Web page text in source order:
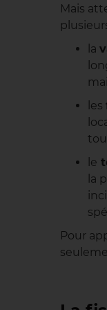
Mais
la
les
le
la
Pour